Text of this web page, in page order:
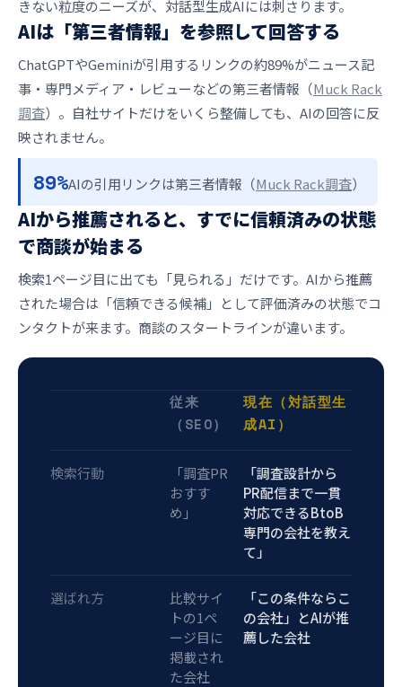
きない粒度のニーズが、対話型生成AIには刺さります。
AIは「第三者情報」を参照して回答する
ChatGPTやGeminiが引用するリンクの約89%がニュース記
事・専門メディア・レビューなどの第三者情報（Muck Rack
調査）。自社サイトだけをいくら整備しても、AIの回答に反
映されません。
89%AIの引用リンクは第三者情報（Muck Rack調査）
AIから推薦されると、すでに信頼済みの状態
で商談が始まる
検索1ページ目に出ても「見られる」だけです。AIから推薦
された場合は「信頼できる候補」として評価済みの状態でコ
ンタクトが来ます。商談のスタートラインが違います。
従来
（SEO）
現在（対話型生
成AI）
検索行動
「調査PR
おすす
め」
「調査設計から
PR配信まで一貫
対応できるBtoB
専門の会社を教え
て」
選ばれ方
比較サイ
トの1ペ
ージ目に
掲載され
た会社
「この条件ならこ
の会社」とAIが推
薦した会社